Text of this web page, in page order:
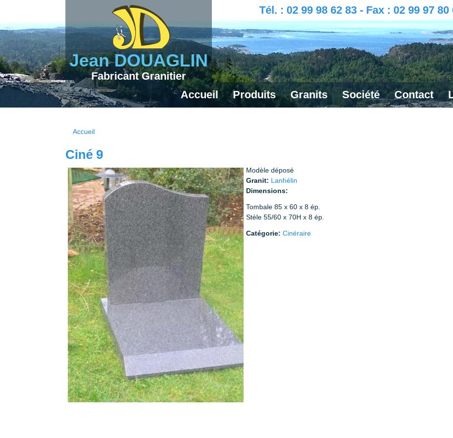
Jean DOUAGLIN
Fabricant Granitier
Tél. : 02 99 98 62 83 - Fax : 02 99 97 80
Accueil Produits Granits Société Contact
Accueil
Ciné 9
Modèle déposé
Granit: Lanhélin
Dimensions:
Tombale 85 x 60 x 8 ép.
Stèle 55/60 x 70H x 8 ép.
Catégorie:Cinéraire